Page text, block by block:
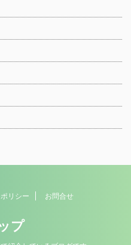
リシー お問合せ
プ